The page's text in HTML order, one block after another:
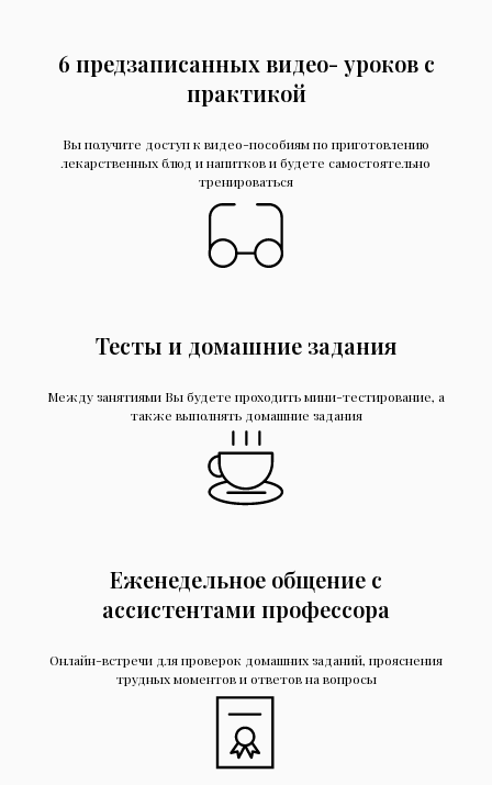
6 предзаписанных видео- уроков с
практикой
Вы получите доступ к видео-пособиям по приготовлению
лекарственных блюд и напитков и будете самостоятельно
тренироваться
Тесты и домашние задания
Между занятиями Вы будете проходить мини-тестирование, а
также выполнять домашние задания
Еженедельное общение с
ассистентами профессора
Онлайн-встречи для проверок домашних заданий, прояснения
трудных моментов и ответов на вопросы